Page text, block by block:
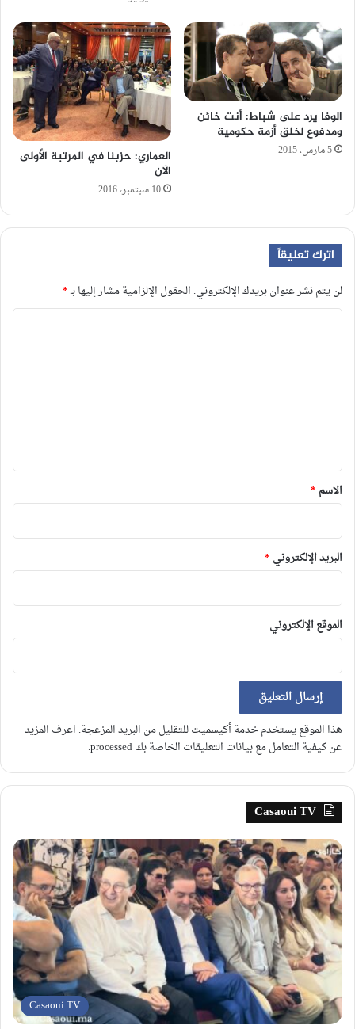
الوفا يرد على شباط: أنت خائن
ومدفوع لخلق أزمة حكومية
5 مارس، 2015
العماري: حزبنا في المرتبة الأولى
الآن
10 سبتمبر، 2016
اترك تعليقاً
لن يتم نشر عنوان بريدك الإلكتروني. الحقول الإلزامية مشار إليها بـ*
*
الاسم *
البريد الإلكتروني *
الموقع الإلكتروني
هذا الموقع يستخدم خدمة أكيسميت للتقليل من البريد المزعجة. اعرف المزيد
عن كيفية التعامل مع بيانات التعليقات الخاصة بك processed
.
Casaoui TV
Casaoui TV